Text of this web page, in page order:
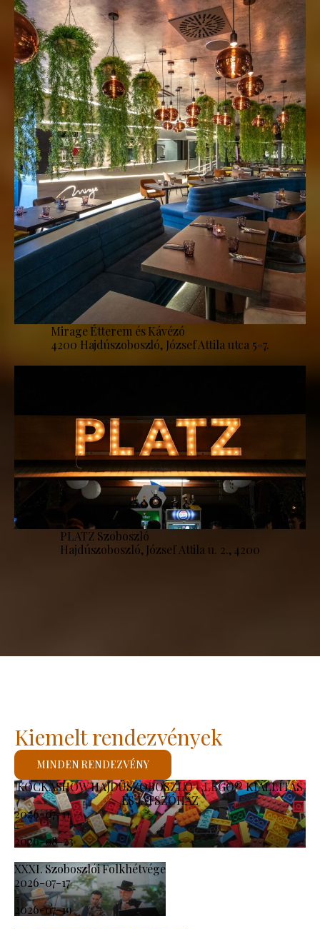
Mirage Étterem és Kávézó
4200 Hajdúszoboszló, József Attila utca 5-7.
PLATZ Szoboszló
Hajdúszoboszló, József Attila u. 2., 4200
KOCKASHOW HAJDÚSZOBOSZLÓ - LEGO® KIÁLLÍTÁS
ÉS JÁTSZÓHÁZ
2026-07-11
-
2026-08-23
XXXI. Szoboszlói Folkhétvége
2026-07-17
-
2026-07-19
Kiemelt rendezvények
MINDEN RENDEZVÉNY